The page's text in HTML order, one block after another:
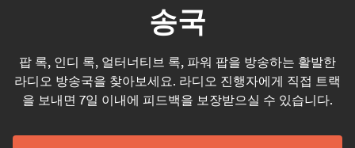
송국
팝 록, 인디 록, 얼터너티브 록, 파워 팝을 방송하는 활발한
라디오 방송국을 찾아보세요. 라디오 진행자에게 직접 트랙
을 보내면 7일 이내에 피드백을 보장받으실 수 있습니다.